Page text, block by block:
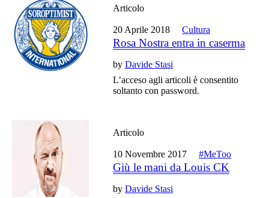
Articolo
20 Aprile 2018 Cultura
Rosa Nostra entra in caserma
byDavide Stasi
L’acceso agli articoli è consentito
soltanto con password.
Articolo
10 Novembre 2017 #MeToo
Giù le mani da Louis CK
byDavide Stasi